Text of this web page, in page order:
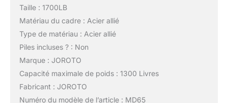
Taille : 1700LB
Matériau du cadre : Acier allié
Type de matériau : Acier allié
Piles incluses ? : Non
Marque : JOROTO
Capacité maximale de poids : 1300 Livres
Fabricant : JOROTO
Numéro du modèle de l’article : MD65